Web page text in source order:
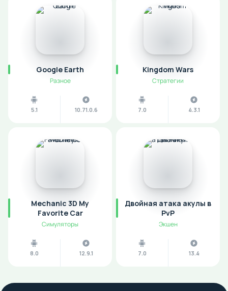
Google Earth
Разное
5.1 10.71.0.6
Kingdom Wars
Стратегии
7.0 4.3.1
Mechanic 3D My
Favorite Car
Симуляторы
8.0 12.9.1
Двойная атака акулы в
PvP
Экшен
7.0 13.4